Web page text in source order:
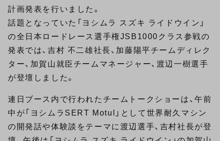
計画発表を行いました。
話題となっていた「ヨシムラ スズキ ライドウイン」
の全日本ロードレース選手権JSB1000クラス参戦の
発表では、吉村 不二雄社長、加藤陽平チームディレク
ター、加賀山就臣チームマネージャー、渡辺一樹選手
が登壇しました。
連日ブース内で行われたチームトークショーは、午前
中が「ヨシムラSERT Motul」として世界耐久マシン
の開発話や体験談をテーマに渡辺選手、吉村社長が登